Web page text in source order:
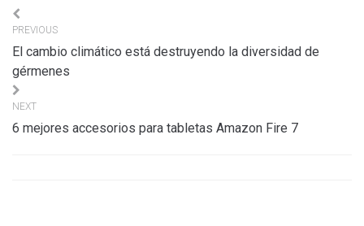
Navigation
de
l’article
PREVIOUS
El cambio climático está destruyendo la diversidad de
gérmenes
NEXT
6 mejores accesorios para tabletas Amazon Fire 7